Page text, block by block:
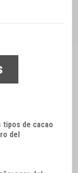
tipos de cacao
del